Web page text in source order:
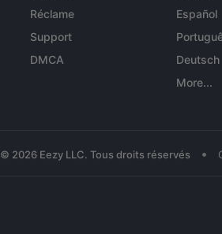
Réclame
Support
DMCA
Español
Deutsch
More...
© 2026 Eezy LLC. Tous droits réservés •